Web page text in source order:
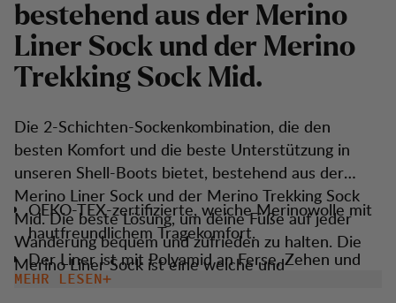
bestehend aus der Merino
Liner Sock und der Merino
Trekking Sock Mid.
Die 2-Schichten-Sockenkombination, die den
besten Komfort und die beste Unterstützung in
unseren Shell-Boots bietet, bestehend aus der
Merino Liner Sock und der Merino Trekking Sock
Mid. Die beste Lösung, um deine Füße auf jeder
Wanderung bequem und zufrieden zu halten. Die
Merino Liner Sock ist eine weiche und
strapazierfähige Innensocke, die als erste Schicht
OEKO-TEX-zertifizierte, weiche Merinowolle mit
hautfreundlichem Tragekomfort.
Der Liner ist mit Polyamid an Ferse, Zehen und
unter den Fußpolstern verstärkt, um die
MEHR LESEN